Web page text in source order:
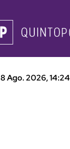
8 Ago. 2026, 14:24